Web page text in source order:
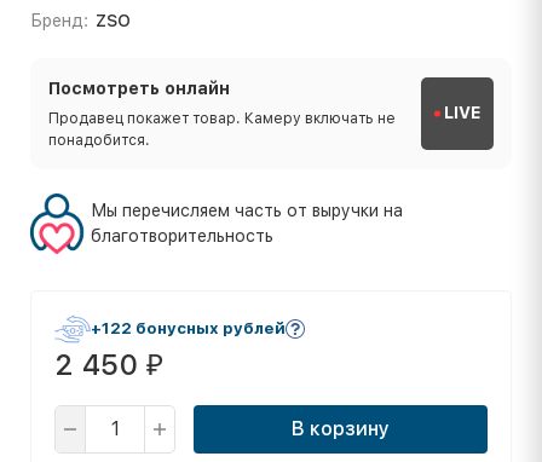
Бренд: ZSO
Посмотреть онлайн
Продавец покажет товар. Камеру включать не
понадобится.
LIVE
Мы перечисляем часть от выручки на
благотворительность
+122 бонусных рублей
2 450 ₽
В корзину